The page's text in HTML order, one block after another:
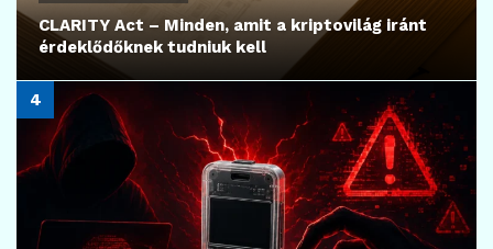
CLARITY Act – Minden, amit a kriptovilág iránt
érdeklődőknek tudniuk kell